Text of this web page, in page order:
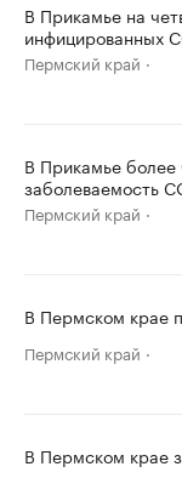
В Прикамье на
инфицированных
Пермский край
В Прикамье более
заболеваемость
Пермский край
В Пермском крае
Пермский край
В Пермском крае